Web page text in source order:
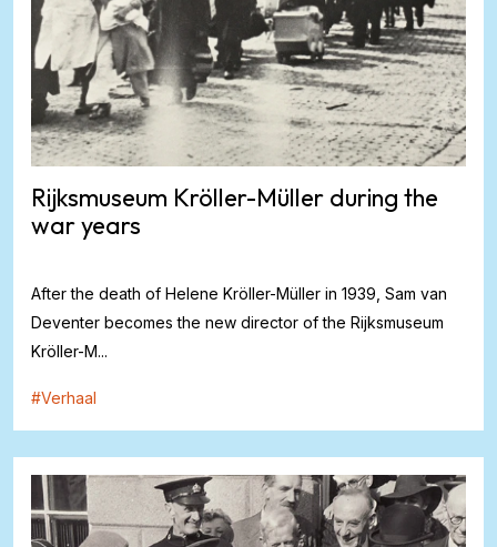
Rijksmuseum Kröller-Müller during the
war years
After the death of Helene Kröller-Müller in 1939, Sam van
Deventer becomes the new director of the Rijksmuseum
Kröller-M...
#Verhaal